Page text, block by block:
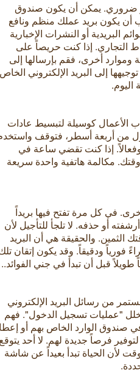
ضروري. يمكن أن يكون صندوق
أن يكون بريد عملك منظم ونافع
البريدية أو النشرات الإخبارية
التجاري. إذا كنت حريصاً على
وموارد أخرى، فقم بإرسالها إلى
إلى البريد الإلكتروني الخاص
اليوم.
الأعمال كوسيلة لتبسيط عادات
من أربعة أسطر، فتوقف
وفعالاً. إذا كنت تقضي ساعة في
مكالمة هاتفية واحدة سريعة
في كل مرة تفتح فيها بريداً
أو حذفه. لا تلجأ للتأجيل لأن
الثمين. والحقيقة هي أن البريد
فورياً ودقيقاً. وقد يكون إتقان
طويلاً قبل أن تبدأ في جني الفوائد..
من رسائل البريد الإلكتروني
"عمليات تسجيل الدخول". فهم
صندوق الوارد الخاص بهم أو
فرصاً جديدة لهم. لا أحد يتوقع
لأن الحياة تبدأ بعيداً عن شاشة